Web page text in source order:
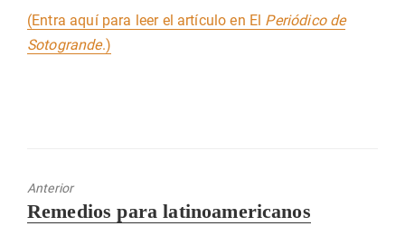
(Entra aquí para leer el artículo en El Periódico de
Sotogrande.)
Anterior
Entrada
Remedios para latinoamericanos